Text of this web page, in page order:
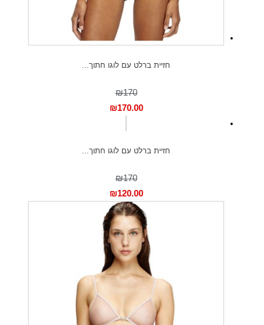
חזיית ברלט עם לוגו חתוך...
₪170
₪170.00
חזיית ברלט עם לוגו חתוך...
₪170
₪120.00